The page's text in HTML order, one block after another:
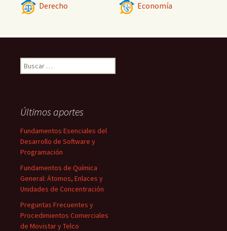
Derecho Economía
Buscar:
Últimos aportes
Fundamentos Esenciales del
Desarrollo de Software y
Programación
Fundamentos de Química
General: Átomos, Enlaces y
Unidades de Concentración
Preguntas Frecuentes y
Procedimientos Comerciales
de Movistar y Telco